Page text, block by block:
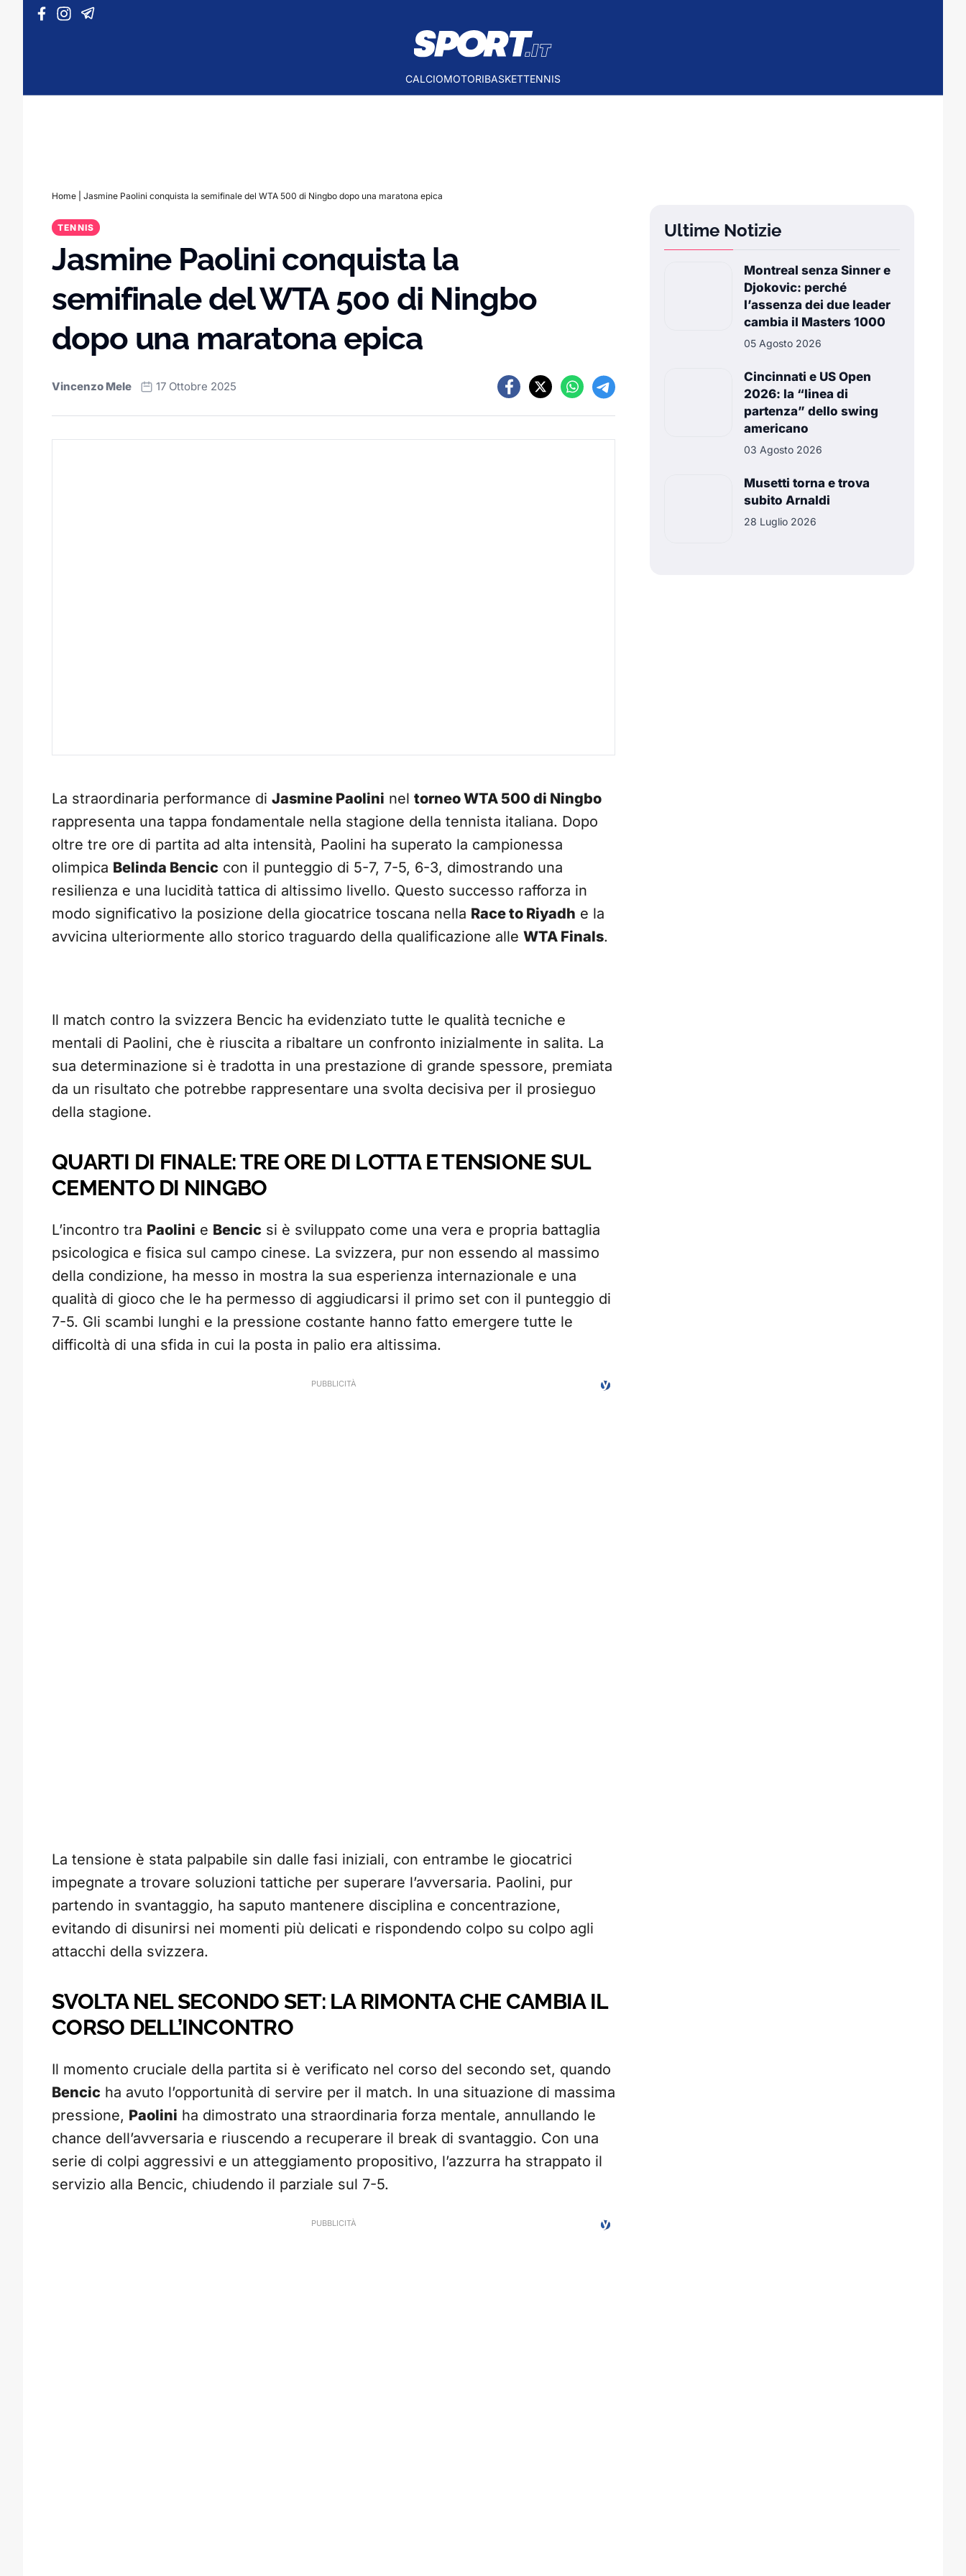
Vai al contenuto
CALCIOMOTORIBASKETTENNIS
Home Jasmine Paolini conquista la semifinale del WTA 500 di Ningbo dopo una maratona epica
TENNIS
Jasmine Paolini conquista la
semifinale del WTA 500 di Ningbo
dopo una maratona epica
Vincenzo Mele 17 Ottobre 2025
La straordinaria performance di Jasmine Paolini nel torneo WTA 500 di Ningbo
rappresenta una tappa fondamentale nella stagione della tennista italiana. Dopo
oltre tre ore di partita ad alta intensità, Paolini ha superato la campionessa
olimpica Belinda Bencic con il punteggio di 5-7, 7-5, 6-3, dimostrando una
resilienza e una lucidità tattica di altissimo livello. Questo successo rafforza in
modo significativo la posizione della giocatrice toscana nella Race to Riyadh e la
avvicina ulteriormente allo storico traguardo della qualificazione alle WTA Finals.
Il match contro la svizzera Bencic ha evidenziato tutte le qualità tecniche e
mentali di Paolini, che è riuscita a ribaltare un confronto inizialmente in salita. La
sua determinazione si è tradotta in una prestazione di grande spessore, premiata
da un risultato che potrebbe rappresentare una svolta decisiva per il prosieguo
della stagione.
QUARTI DI FINALE: TRE ORE DI LOTTA E TENSIONE SUL
CEMENTO DI NINGBO
L’incontro tra Paolini e Bencic si è sviluppato come una vera e propria battaglia
psicologica e fisica sul campo cinese. La svizzera, pur non essendo al massimo
della condizione, ha messo in mostra la sua esperienza internazionale e una
qualità di gioco che le ha permesso di aggiudicarsi il primo set con il punteggio di
7-5. Gli scambi lunghi e la pressione costante hanno fatto emergere tutte le
difficoltà di una sfida in cui la posta in palio era altissima.
La tensione è stata palpabile sin dalle fasi iniziali, con entrambe le giocatrici
impegnate a trovare soluzioni tattiche per superare l’avversaria. Paolini, pur
partendo in svantaggio, ha saputo mantenere disciplina e concentrazione,
evitando di disunirsi nei momenti più delicati e rispondendo colpo su colpo agli
attacchi della svizzera.
SVOLTA NEL SECONDO SET: LA RIMONTA CHE CAMBIA IL
CORSO DELL’INCONTRO
Il momento cruciale della partita si è verificato nel corso del secondo set, quando
Bencic ha avuto l’opportunità di servire per il match. In una situazione di massima
pressione, Paolini ha dimostrato una straordinaria forza mentale, annullando le
chance dell’avversaria e riuscendo a recuperare il break di svantaggio. Con una
serie di colpi aggressivi e un atteggiamento propositivo, l’azzurra ha strappato il
servizio alla Bencic, chiudendo il parziale sul 7-5.
Ultime Notizie
Montreal senza Sinner e
Djokovic: perché
l’assenza dei due leader
cambia il Masters 1000
05 Agosto 2026
Cincinnati e US Open
2026: la “linea di
partenza” dello swing
americano
03 Agosto 2026
Musetti torna e trova
subito Arnaldi
28 Luglio 2026